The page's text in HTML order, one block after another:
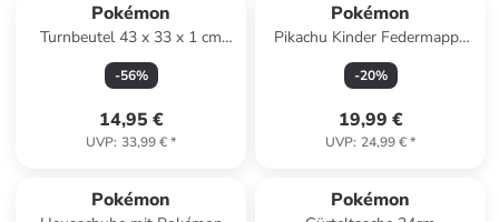
Pokémon
Turnbeutel 43 x 33 x 1 cm
Sportbeutel Kinder mit
Kordelzug
-56%
14,95 €
UVP: 33,99 €*
Pokémon
Pikachu Kinder Federmappe
Etui in Schwarz
-20%
19,99 €
UVP: 24,99 €*
Pokémon Pokémon